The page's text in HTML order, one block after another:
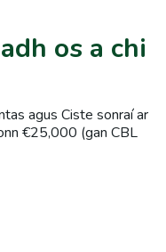
os a chi
agus Ciste sonraí ar
€25,000 (gan CBL